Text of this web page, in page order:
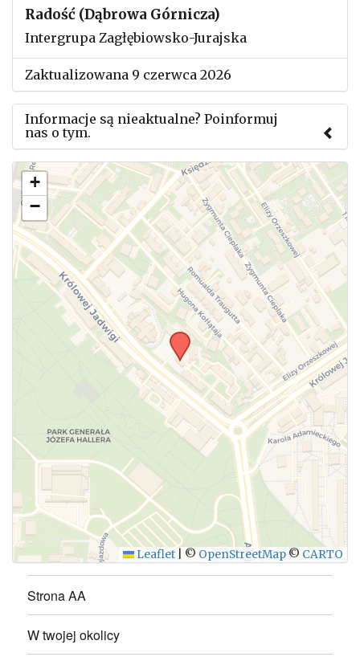
Radość (Dąbrowa Górnicza)
Intergrupa Zagłębiowsko-Jurajska
Zaktualizowana 9 czerwca 2026
Informacje są nieaktualne? Poinformuj
nas o tym.
Użyj tego formularza aby przesłać informację o
zmianach w powyższym mityngu.
WYŚLIJ
+
−
Leaflet © OpenStreetMap © CARTO
Strona AA
W twojej okolicy